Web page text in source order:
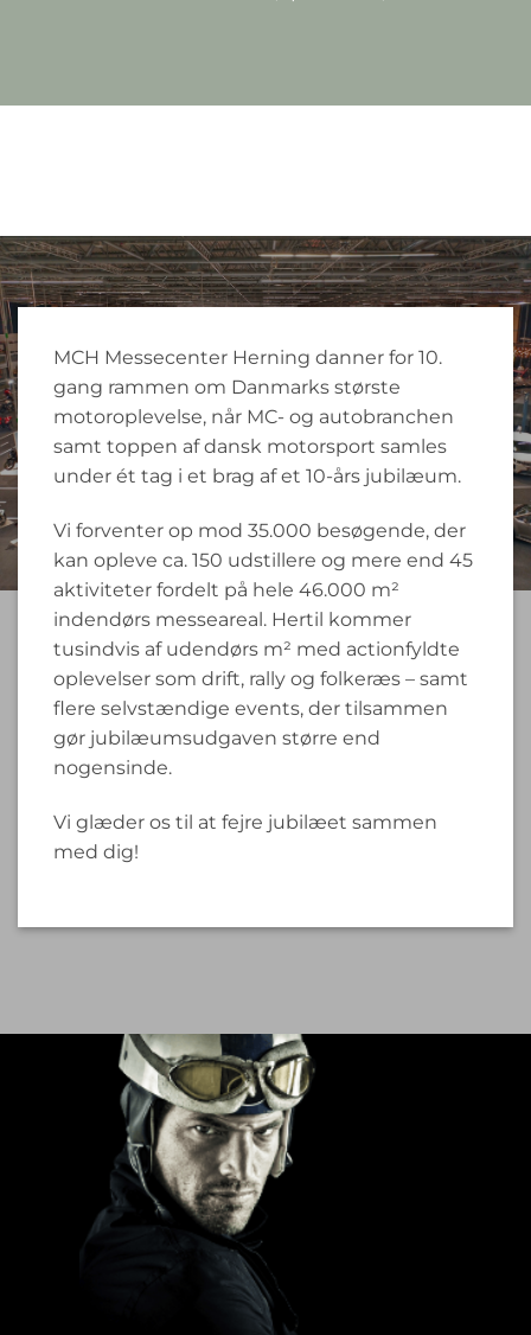
MCH Messecenter Herning danner for 10.
gang rammen om Danmarks største
motoroplevelse, når MC- og autobranchen
samt toppen af dansk motorsport samles
under ét tag i et brag af et 10-års jubilæum.
Vi forventer op mod 35.000 besøgende, der
kan opleve ca. 150 udstillere og mere end 45
aktiviteter fordelt på hele 46.000 m²
indendørs messeareal. Hertil kommer
tusindvis af udendørs m² med actionfyldte
oplevelser som drift, rally og folkeræs – samt
flere selvstændige events, der tilsammen
gør jubilæumsudgaven større end
nogensinde.
Vi glæder os til at fejre jubilæet sammen
med dig!